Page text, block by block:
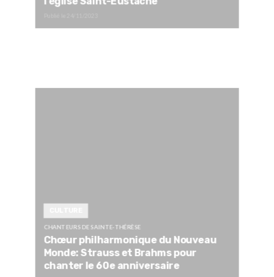
CHANTEURS DE SAINTE-THÉRÈSE
Chœur philharmonique du Nouveau
Monde: Strauss et Brahms pour
chanter le 60e anniversaire